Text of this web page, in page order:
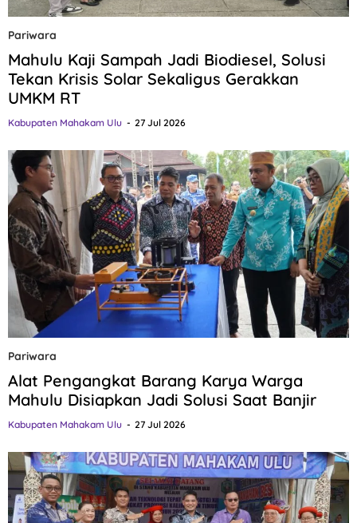
Pariwara
Mahulu Kaji Sampah Jadi Biodiesel, Solusi
Tekan Krisis Solar Sekaligus Gerakkan
UMKM RT
Kabupaten Mahakam Ulu 27 Jul 2026
Pariwara
Alat Pengangkat Barang Karya Warga
Mahulu Disiapkan Jadi Solusi Saat Banjir
Kabupaten Mahakam Ulu 27 Jul 2026